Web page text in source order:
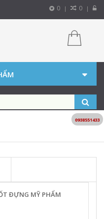
0 0
ĐỰNG MỸ PHẨM
0938551433